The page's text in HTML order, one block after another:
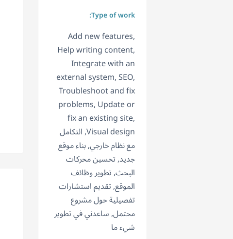
Type of work:
Add new features,
Help writing content,
Integrate with an
external system, SEO,
Troubleshoot and fix
problems, Update or
fix an existing site,
Visual design, التكامل
مع نظام خارجي, بناء موقع
جديد, تحسين محركات
البحث, تطوير وظائف
الموقع, تقديم استشارات
تفصيلية حول مشروع
محتمل, ساعدني في تطوير
شيء ما